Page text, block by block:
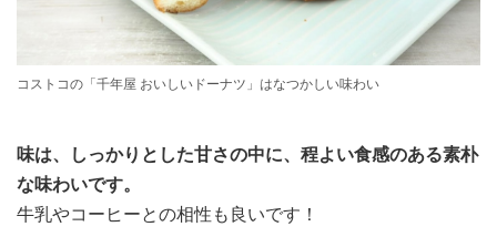
コストコの「千年屋 おいしいドーナツ」はなつかしい味わい
味は、しっかりとした甘さの中に、程よい食感のある素朴
な味わいです。
牛乳やコーヒーとの相性も良いです！